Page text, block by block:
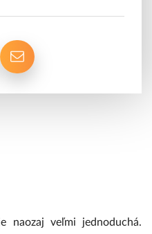
naozaj veľmi jednoduchá.